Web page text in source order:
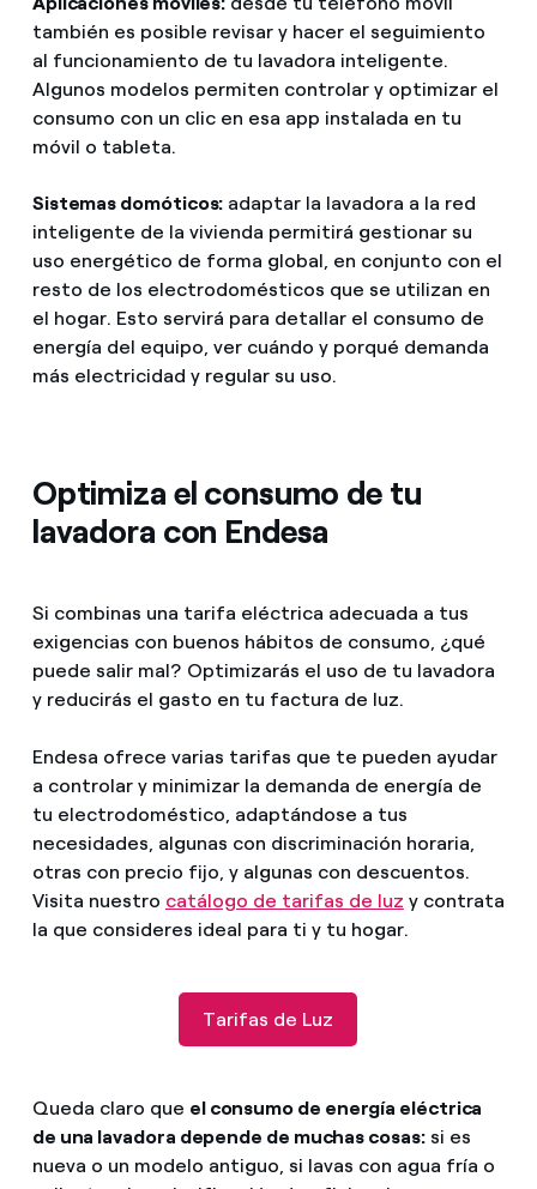
también es posible revisar y hacer el seguimiento
al funcionamiento de tu lavadora inteligente.
Algunos modelos permiten controlar y optimizar el
consumo con un clic en esa app instalada en tu
móvil o tableta.
Sistemas domóticos: adaptar la lavadora a la red
inteligente de la vivienda permitirá gestionar su
uso energético de forma global, en conjunto con el
resto de los electrodomésticos que se utilizan en
el hogar. Esto servirá para detallar el consumo de
energía del equipo, ver cuándo y porqué demanda
más electricidad y regular su uso.
Optimiza el consumo de tu
lavadora con Endesa
Si combinas una tarifa eléctrica adecuada a tus
exigencias con buenos hábitos de consumo, ¿qué
puede salir mal? Optimizarás el uso de tu lavadora
y reducirás el gasto en tu factura de luz.
Endesa ofrece varias tarifas que te pueden ayudar
a controlar y minimizar la demanda de energía de
tu electrodoméstico, adaptándose a tus
necesidades, algunas con discriminación horaria,
otras con precio fijo, y algunas con descuentos.
Visita nuestro catálogo de tarifas de luz y contrata
la que consideres ideal para ti y tu hogar.
Tarifas de Luz
Queda claro que el consumo de energía eléctrica
de una lavadora depende de muchas cosas:si es
nueva o un modelo antiguo, si lavas con agua fría o